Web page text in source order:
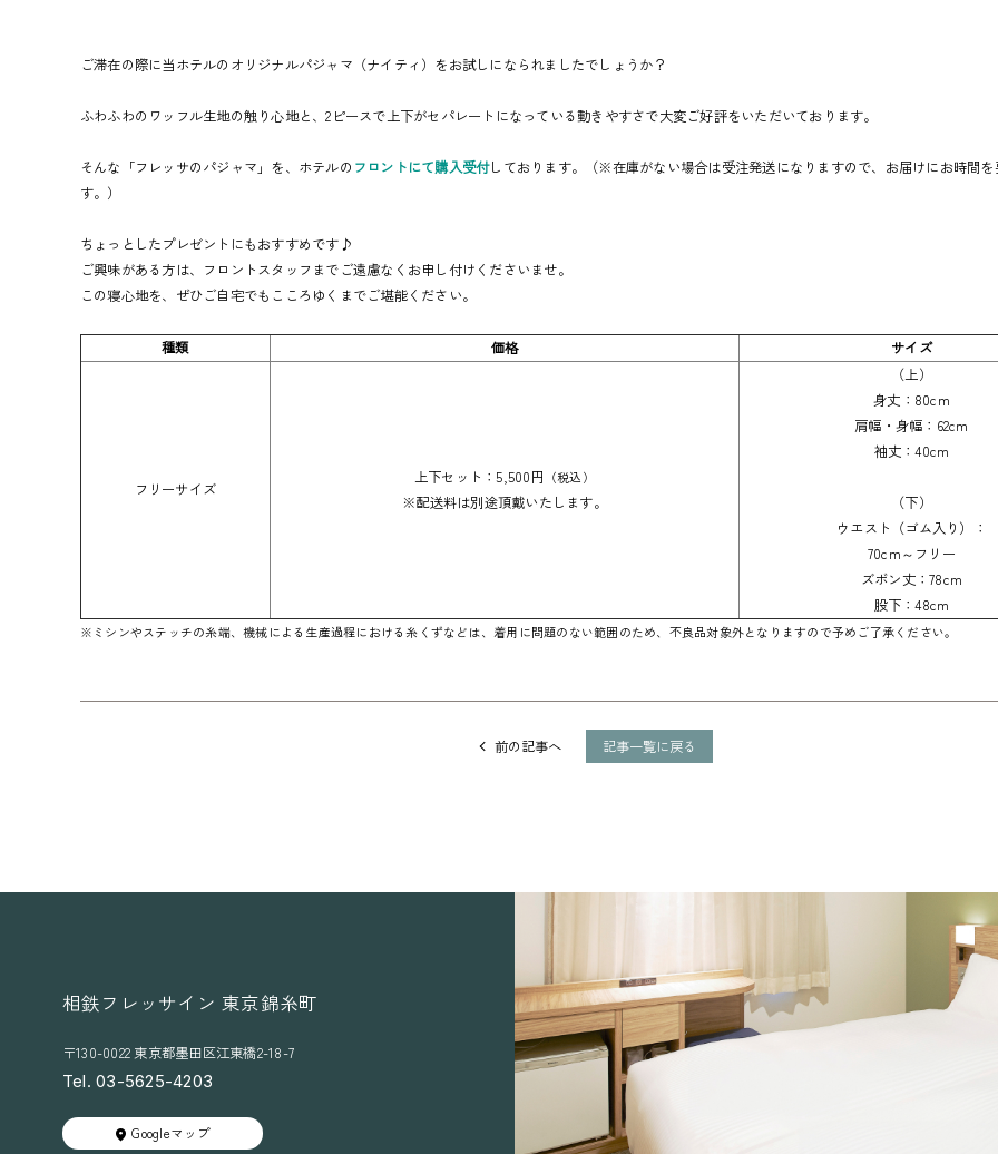
ご滞在の際に当ホテルのオリジナルパジャマ（ナイティ）をお試しになられましたでしょうか？
ふわふわのワッフル生地の触り心地と、2ピースで上下がセパレートになっている動きやすさで大変ご好評をいただいております。
そんな「フレッサのパジャマ」を、ホテルの フロントにて購入受付しております。（※在庫がない場合は受注発送になりますので、お届けにお時間を
す。）
ちょっとしたプレゼントにもおすすめです♪
ご興味がある方は、フロントスタッフまでご遠慮なくお申し付けくださいませ。
この寝心地を、ぜひご自宅でもこころゆくまでご堪能ください。
種類 価格 サイズ
フリーサイズ
上下セット：5,500円 （税込）
※配送料は別途頂戴いたします。
（上）
身丈：80cm
肩幅・身幅：62cm
袖丈：40cm
（下）
ウエスト（ゴム入り）：
70cm～フリー
ズボン丈：78cm
股下：48cm
※ミシンやステッチの糸端、機械による生産過程における糸くずなどは、着用に問題のない範囲のため、不良品対象外となりますので予めご了承ください。
前の記事へ 記事一覧に戻る
相鉄フレッサイン 東京錦糸町
〒130-0022 東京都墨田区江東橋2-18-7
Tel. 03-5625-4203
Googleマップ